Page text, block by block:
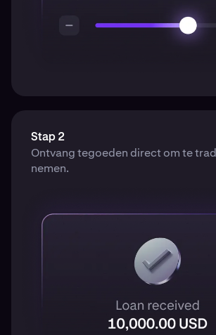
Stap 2
Ontvang tegoeden direct om te
nemen.